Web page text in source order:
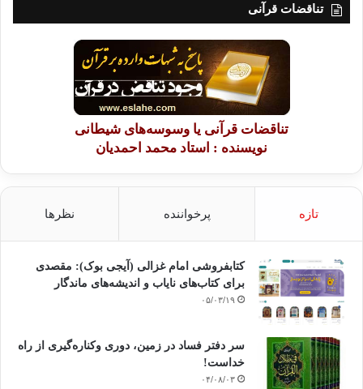
تناقضات قرآنی
تناقضات قرآنی یا وسوسه‌های شیطانی
نویسنده : استاد محمد احمدیان
تازه پرخواننده نظرها
کتابفروشی امام غزالی (آیجی بوک): مقصدی
برای کتاب‌های نایاب و اندیشه‌های ماندگار
۰۵/۰۳/۱۹
سر دفتر فساد در زمین‌، دوری وکناره‌گیری از راه
خداست‌!
۰۴/۰۸/۰۳